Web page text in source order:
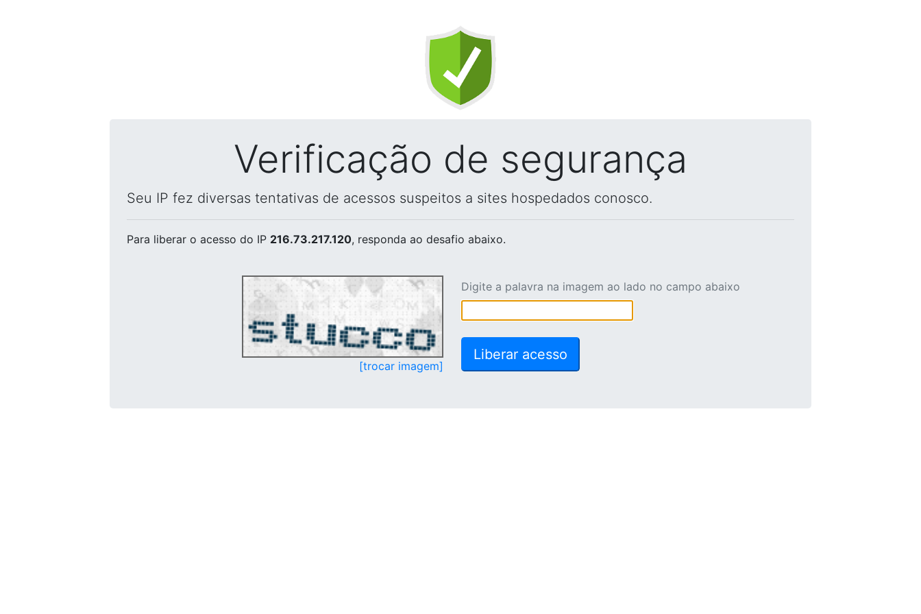
Verificação de segurança
Seu IP fez diversas tentativas de acessos suspeitos a sites hospedados conosco.
Para liberar o acesso do IP 216.73.217.120, responda ao desafio abaixo.
[trocar imagem]
Digite a palavra na imagem ao lado no campo abaixo